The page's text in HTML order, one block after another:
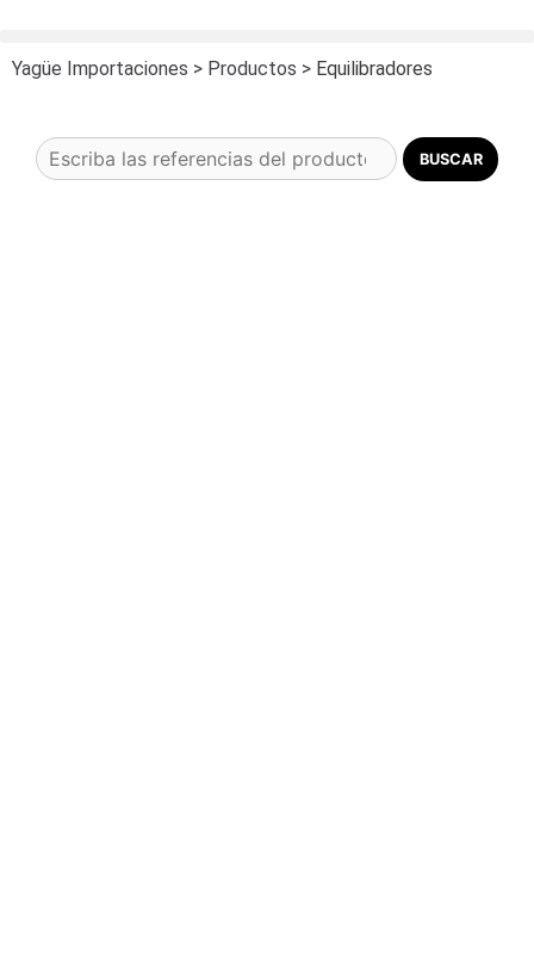
Yagüe Importaciones > Productos > Equilibradores